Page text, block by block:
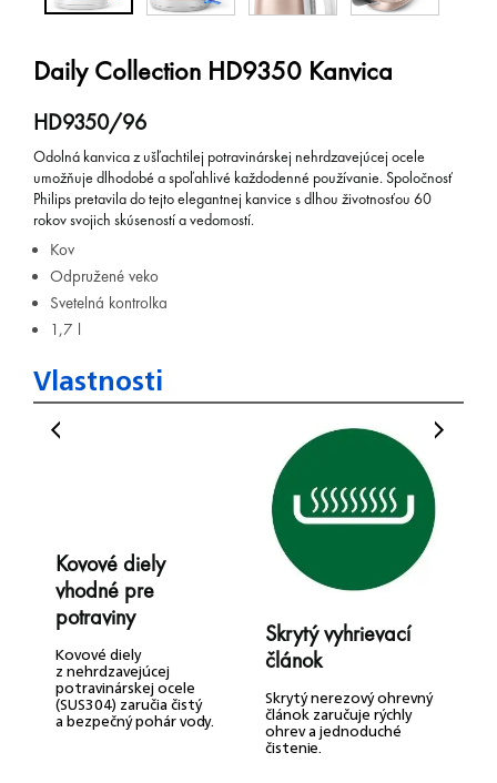
Daily Collection HD9350 Kanvica
HD9350/96
Odolná kanvica z ušľachtilej potravinárskej nehrdzavejúcej ocele
umožňuje dlhodobé a spoľahlivé každodenné používanie. Spoločnosť
Philips pretavila do tejto elegantnej kanvice s dlhou životnosťou 60
rokov svojich skúseností a vedomostí.
Kov
Odpružené veko
Svetelná kontrolka
1,7 l
Vlastnosti
Kovové diely
vhodné pre
potraviny
Kovové diely
z nehrdzavejúcej
potravinárskej ocele
(SUS304) zaručia čistý
a bezpečný pohár vody.
Skrytý vyhrievací
článok
Skrytý nerezový ohrevný
článok zaručuje rýchly
ohrev a jednoduché
čistenie.